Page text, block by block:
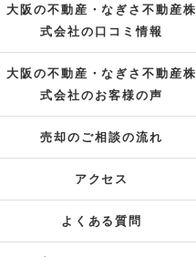
大阪の不動産・なぎさ不動産株
式会社の口コミ情報
大阪の不動産・なぎさ不動産株
式会社のお客様の声
売却のご相談の流れ
アクセス
よくある質問